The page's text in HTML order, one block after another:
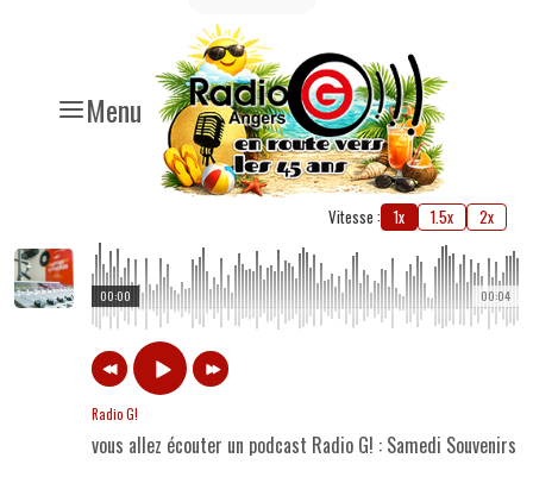
Menu
Vitesse : 1x 1.5x 2x
00:04
00:00
Radio G!
vous allez écouter un podcast Radio G! : Samedi Souvenirs